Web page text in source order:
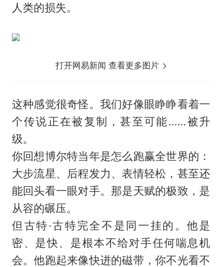
人类的损失。
打开网易新闻 查看更多图片
这种感觉很奇怪。我们好像眼睁睁看着一
个传说正在被复制，甚至可能……被升
级。
你回想博尔特当年是怎么跑赢全世界的：
大步流星、后程发力、表情轻松，甚至还
能回头看一眼对手。那是天赋的极致，是
从容的碾压。
但古特·古特完全不是同一挂的。他是
密、是快、是根本不给对手任何喘息机
会。他跑起来像快进的磁带，你不光看不